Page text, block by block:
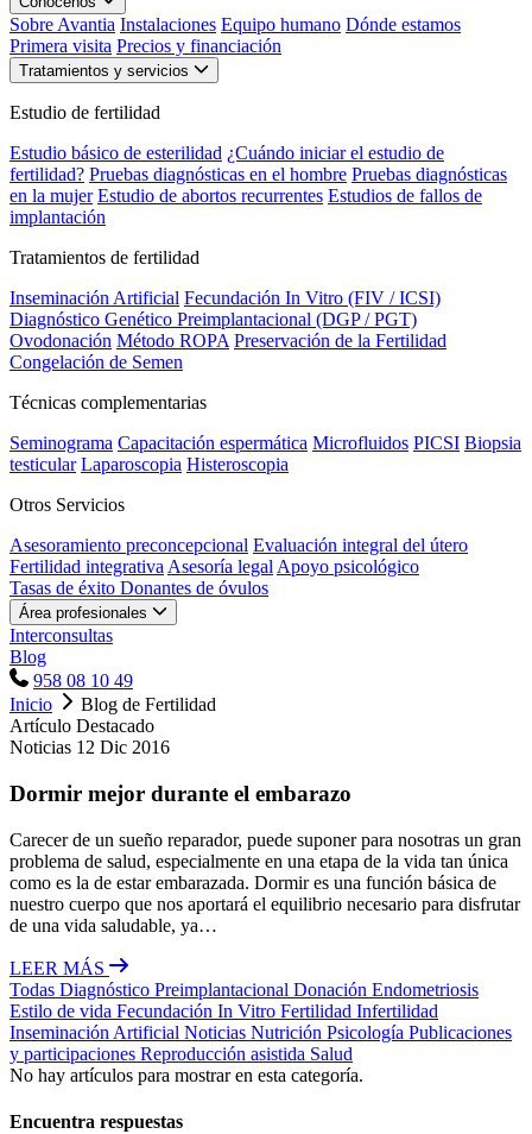
Sobre Avantia Instalaciones Equipo humano Dónde estamos
Primera visita Precios y financiación
Tratamientos y servicios
Estudio de fertilidad
Estudio básico de esterilidad ¿Cuándo iniciar el estudio de
fertilidad? Pruebas diagnósticas en el hombre Pruebas diagnósticas
en la mujer Estudio de abortos recurrentes Estudios de fallos de
implantación
Tratamientos de fertilidad
Inseminación Artificial Fecundación In Vitro (FIV / ICSI)
Diagnóstico Genético Preimplantacional (DGP / PGT)
Ovodonación Método ROPA Preservación de la Fertilidad
Congelación de Semen
Técnicas complementarias
Seminograma Capacitación espermática Microfluidos PICSI Biopsia
testicular Laparoscopia Histeroscopia
Otros Servicios
Asesoramiento preconcepcional Evaluación integral del útero
Fertilidad integrativa Asesoría legal Apoyo psicológico
Tasas de éxito Donantes de óvulos
Área profesionales
Interconsultas
Blog
958 08 10 49
Inicio
Blog de Fertilidad
Artículo Destacado
Noticias 12 Dic 2016
Dormir mejor durante el embarazo
Carecer de un sueño reparador, puede suponer para nosotras un gran
problema de salud, especialmente en una etapa de la vida tan única
como es la de estar embarazada. Dormir es una función básica de
nuestro cuerpo que nos aportará el equilibrio necesario para disfrutar
de una vida saludable, ya…
LEER MÁS
Todas Diagnóstico Preimplantacional Donación Endometriosis
Estilo de vida Fecundación In Vitro Fertilidad Infertilidad
Inseminación Artificial Noticias Nutrición Psicología Publicaciones
y participaciones Reproducción asistida Salud
No hay artículos para mostrar en esta categoría.
Encuentra respuestas